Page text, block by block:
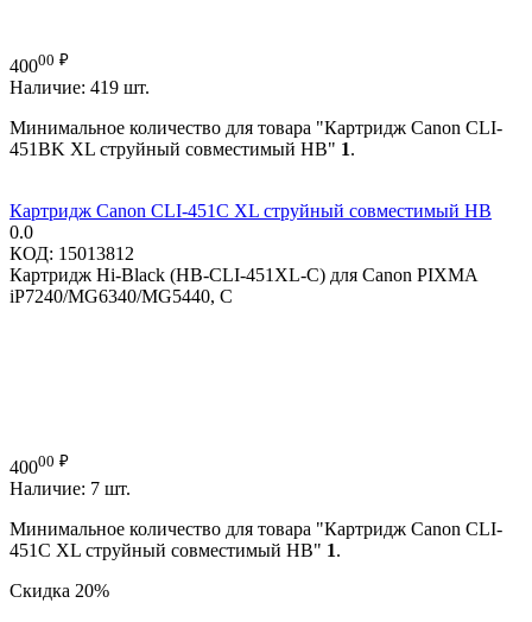
40000 ₽
Наличие: 419 шт.
Минимальное количество для товара "Картридж Canon CLI-
451BK XL струйный совместимый HB" 1.
Картридж Canon CLI-451C XL струйный совместимый HB
0.0
КОД: 15013812
Картридж Hi-Black (HB-CLI-451XL-C) для Canon PIXMA
iP7240/MG6340/MG5440, C
40000 ₽
Наличие: 7 шт.
Минимальное количество для товара "Картридж Canon CLI-
451C XL струйный совместимый HB" 1.
Скидка 20%